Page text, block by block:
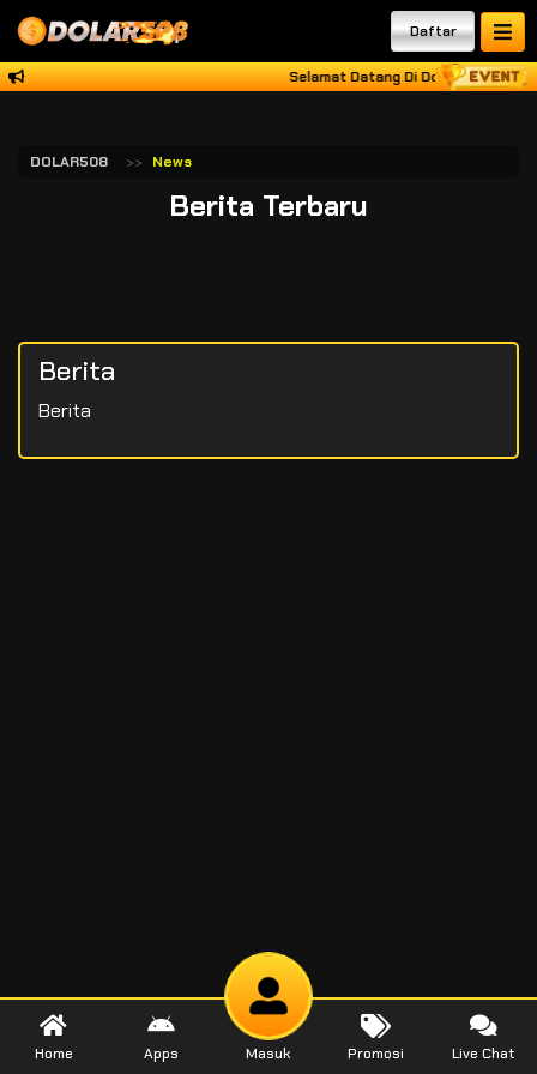
Daftar
Selamat Datang Di Dolar508 Raih
DOLAR508 News
Berita Terbaru
Berita
Berita
Home Apps Masuk Promosi Live Chat